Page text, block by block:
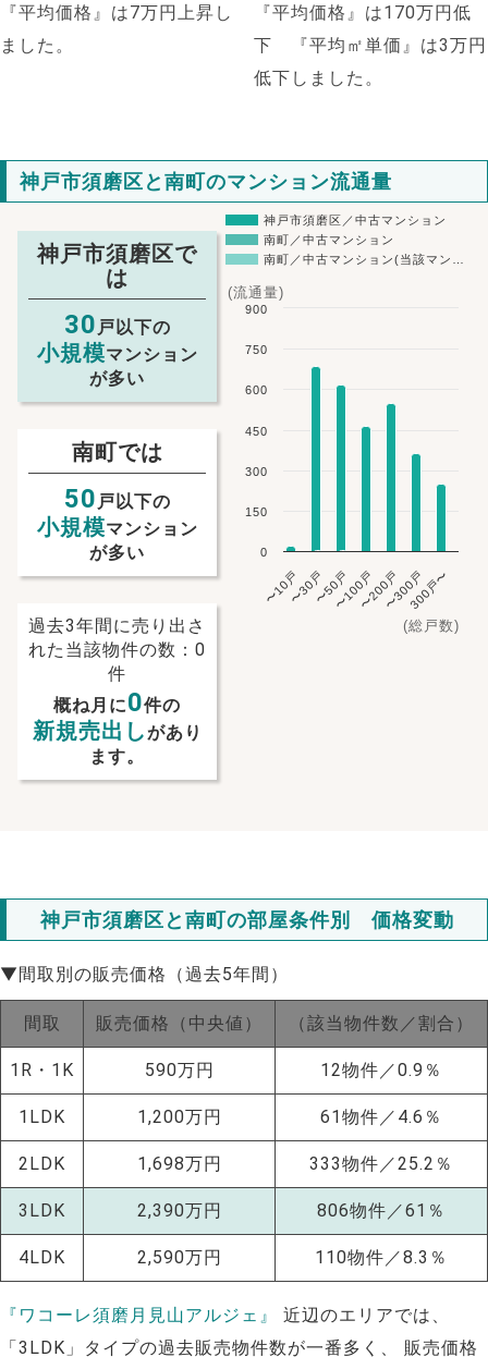
NEW!
NEW!
『平均価格』は7万円上昇し
ました。
『平均価格』は170万円低
下 『平均㎡単価』は3万円
低下しました。
神戸市須磨区と南町のマンション流通量
神戸市須磨区で
は
30 戸以下の
小規模マンション
が多い
南町では
50 戸以下の
小規模マンション
が多い
過去3年間に売り出さ
れた当該物件の数：0
件
概ね月に0件の
新規売出しがあり
ます。
(総戸数)
(流通量)
神戸市須磨区／中古マンション
南町／中古マンション
南町／中古マンション(当該マン…
〜10戸〜30戸〜50戸〜100戸〜200戸〜300戸300戸〜
0
150
300
450
600
750
900
神戸市須磨区と南町の部屋条件別 価格変動
▼間取別の販売価格（過去5年間）
間取 販売価格（中央値） （該当物件数／割合）
1R・1K 590万円 12物件／0.9％
1LDK 1,200万円 61物件／4.6％
2LDK 1,698万円 333物件／25.2％
3LDK 2,390万円 806物件／61％
4LDK 2,590万円 110物件／8.3％
『ワコーレ須磨月見山アルジェ』
近辺のエリアでは、
「3LDK」タイプの過去販売物件数が一番多く、 販売価格